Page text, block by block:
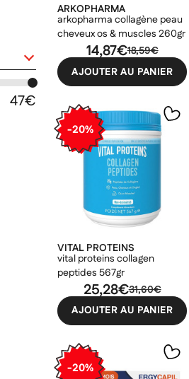
47€
ARKOPHARMA
arkopharma collagène peau
cheveux os & muscles 260gr
18,59€
14,87€
AJOUTER AU PANIER
-20%
VITAL PROTEINS
vital proteins collagen
peptides 567gr
31,60€
25,28€
AJOUTER AU PANIER
-20%